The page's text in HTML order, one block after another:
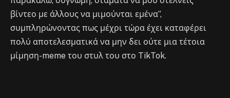
βίντεο με άλλους να μιμούνται εμένα”,
συμπληρώνοντας πως μέχρι τώρα έχει καταφέρει
πολύ αποτελεσματικά να μην δει ούτε μια τέτοια
μίμηση-meme του στυλ του στο TikTok.